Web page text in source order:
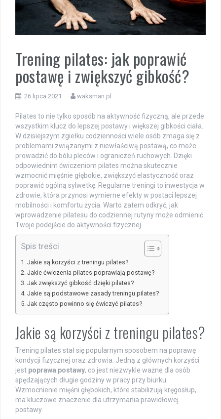
Trening pilates: jak poprawić
postawę i zwiększyć gibkość?
26 lipca 2021 waksman.pl
Pilates to nie tylko sposób na aktywność fizyczną, ale przede
wszystkim klucz do lepszej postawy i większej gibkości ciała.
W dzisiejszym zgiełku codzienności wiele osób zmaga się z
problemami związanymi z niewłaściwą postawą, co może
prowadzić do bólu pleców i ograniczeń ruchowych. Dzięki
odpowiednim ćwiczeniom pilates można skutecznie
wzmocnić mięśnie głębokie, zwiększyć elastyczność oraz
poprawić ogólną sylwetkę. Regularne treningi to inwestycja w
zdrowie, która przynosi wymierne efekty w postaci lepszej
mobilności i komfortu życia. Warto zatem odkryć, jak
wprowadzenie pilatesu do codziennej rutyny może odmienić
Twoje podejście do aktywności fizycznej.
Spis treści
Jakie są korzyści z treningu pilates?
Jakie ćwiczenia pilates poprawiają postawę?
Jak zwiększyć gibkość dzięki pilates?
Jakie są podstawowe zasady treningu pilates?
Jak często powinno się ćwiczyć pilates?
Jakie są korzyści z treningu pilates?
Trening pilates stał się popularnym sposobem na poprawę
kondycji fizycznej oraz zdrowia. Jedną z głównych korzyści
jest poprawa postawy, co jest niezwykle ważne dla osób
spędzających długie godziny w pracy przy biurku.
Wzmocnienie mięśni głębokich, które stabilizują kręgosłup,
ma kluczowe znaczenie dla utrzymania prawidłowej
postawy.